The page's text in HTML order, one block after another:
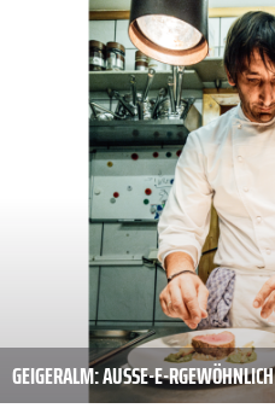
GEIGERALM: AUSSE-E-R­GEWÖHNLICH